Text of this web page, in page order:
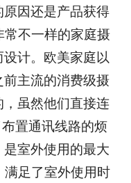
因还是产品获得
不一样的家庭摄
计。欧美家庭以
主流的消费级摄
虽然他们直接连
置通讯线路的烦
室外使用的最大
足了室外使用时